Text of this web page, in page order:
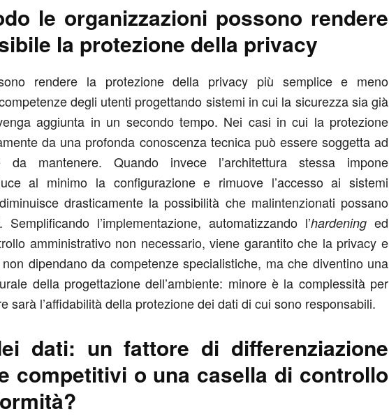
le organizzazioni possono rendere
la protezione della privacy
rendere la protezione della privacy più semplice e meno
degli utenti progettando sistemi in cui la sicurezza sia già
aggiunta in un secondo tempo. Nei casi in cui la protezione
da una profonda conoscenza tecnica può essere soggetta ad
mantenere. Quando invece l’architettura stessa impone
al minimo la configurazione e rimuove l’accesso ai sistemi
drasticamente la possibilità che malintenzionati possano
l’implementazione, automatizzando l’hardening ed
amministrativo non necessario, viene garantito che la privacy e
non dipendano da competenze specialistiche, ma che diventino una
della progettazione dell’ambiente: minore è la complessità per
sarà l’affidabilità della protezione dei dati di cui sono responsabili.
dati: un fattore di differenziazione
competitivi o una casella di controllo